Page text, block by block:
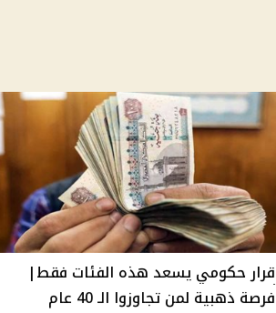
قرار حكومي يسعد هذه الفئات فقط|
فرصة ذهبية لمن تجاوزوا الـ 40 عام